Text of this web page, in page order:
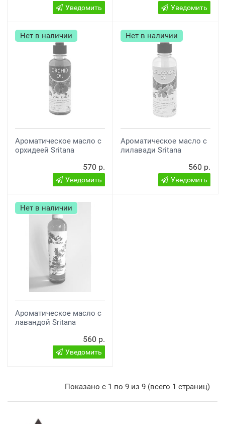
Уведомить Уведомить
Нет в наличии
Ароматическое масло с
орхидеей Sritana
570 р.
Уведомить
Нет в наличии
Ароматическое масло с
лилавади Sritana
560 р.
Уведомить
Нет в наличии
Ароматическое масло с
лавандой Sritana
560 р.
Уведомить
Показано с 1 по 9 из 9 (всего 1 страниц)